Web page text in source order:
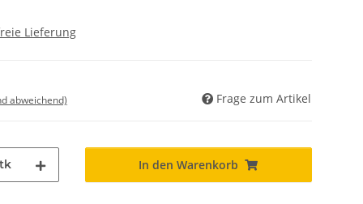
Lieferung
abweichend) Frage zum Artikel
In den Warenkorb